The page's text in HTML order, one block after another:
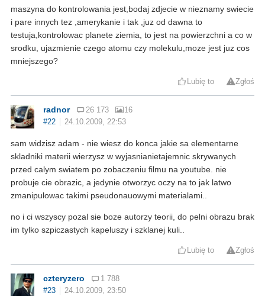
maszyna do kontrolowania jest,bodaj zdjecie w nieznamy swiecie
i pare innych tez ,amerykanie i tak ,juz od dawna to
testuja,kontrolowac planete ziemia, to jest na powierzchni a co w
srodku, ujazmienie czego atomu czy molekulu,moze jest juz cos
mniejszego?
Lubię to Zgłoś
radnor 26 173
16
#22
24.10.2009, 22:53
sam widzisz adam - nie wiesz do konca jakie sa elementarne
skladniki materii wierzysz w wyjasnianietajemnic skrywanych
przed calym swiatem po zobaczeniu filmu na youtube. nie
probuje cie obrazic, a jedynie otworzyc oczy na to jak latwo
zmanipulowac takimi pseudonauowymi materialami..
no i ci wszyscy pozal sie boze autorzy teorii, do pelni obrazu brak
im tylko szpiczastych kapeluszy i szklanej kuli..
Lubię to Zgłoś
czteryzero
1 788
#23
24.10.2009, 23:50